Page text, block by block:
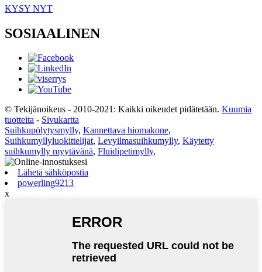
KYSY NYT
SOSIAALINEN
© Tekijänoikeus - 2010-2021: Kaikki oikeudet pidätetään. Kuumia
tuotteita - Sivukartta
Suihkupölytysmylly, Kannettava hiomakone,
Suihkumyllyluokittelijat, Levyilmasuihkumylly, Käytetty
suihkumylly myytävänä, Fluidipetimylly,
Lähetä sähköpostia
powerling9213
x